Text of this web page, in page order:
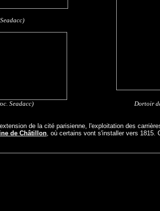
Seadacc) Dortoir
de la cité parisienne, l'exploitation des
de Châtillon, où certains vont s'installer vers 1815.